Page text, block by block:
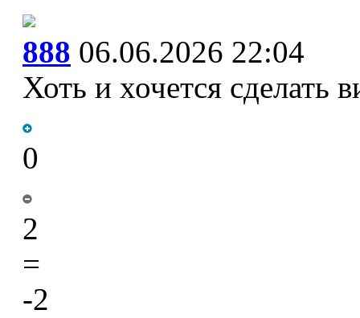
888 06.06.2026 22:04
Хоть и хочется сделать
0
2
=
-2